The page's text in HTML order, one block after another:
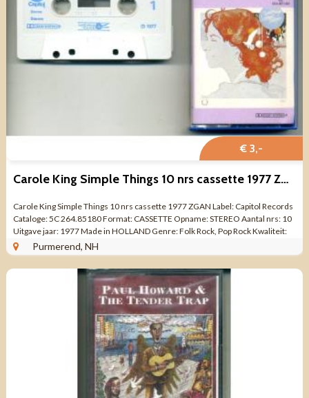
€ 3,-
Carole King Simple Things 10 nrs cassette 1977 ZGAN
Carole King Simple Things 10 nrs cassette 1977 ZGAN Label: Capitol Records
Cataloge: 5C 264.85180 Format: CASSETTE Opname: STEREO Aantal nrs: 10
Uitgave jaar: 1977 Made in HOLLAND Genre: Folk Rock, Pop Rock Kwaliteit:
ZO GOED ...
Purmerend, NH